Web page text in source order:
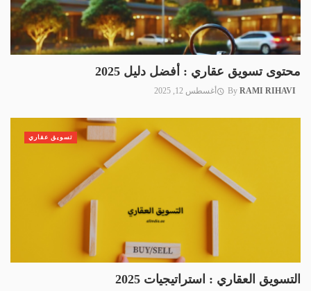
محتوى تسويق عقاري : أفضل دليل 2025
By RAMI RIHAVI أغسطس 12, 2025
التسويق العقاري : استراتيجيات 2025
تسويق عقاري